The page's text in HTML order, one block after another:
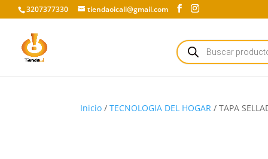
3207377330 tiendaoicali@gmail.com
Búsqueda
de
productos
Inicio /TECNOLOGIA DEL HOGAR / TAPA